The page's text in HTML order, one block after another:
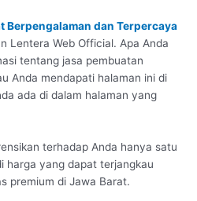
Berpengalaman dan Terpercaya
Lentera Web Official. Apa Anda
tentang jasa pembuatan
Anda mendapati halaman ini di
ada di dalam halaman yang
terhadap Anda hanya satu
harga yang dapat terjangkau
premium di Jawa Barat.